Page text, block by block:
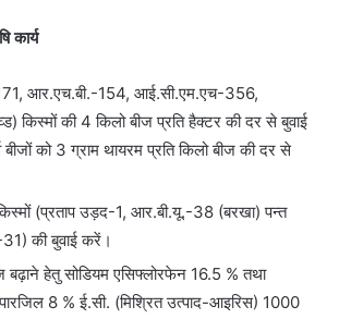
कार्य
आर.एच.बी.-154, आई.सी.एम.एच-356,
किस्मों की 4 किलो बीज प्रति हैक्टर की दर से बुवाई
को 3 ग्राम थायरम प्रति किलो बीज की दर से
(प्रताप उड़द-1, आर.बी.यू.-38 (बरखा) पन्त
की बुवाई करें।
बढ़ाने हेतु सोडियम एसिफ्लोरफेन 16.5 % तथा
8 % ई.सी. (मिश्रित उत्पाद-आइरिस) 1000